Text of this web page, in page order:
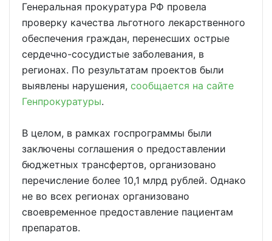
Генеральная прокуратура РФ провела
проверку качества льготного лекарственного
обеспечения граждан, перенесших острые
сердечно-сосудистые заболевания, в
регионах. По результатам проектов были
выявлены нарушения, сообщается на сайте
Генпрокуратуры.
В целом, в рамках госпрограммы были
заключены соглашения о предоставлении
бюджетных трансфертов, организовано
перечисление более 10,1 млрд рублей. Однако
не во всех регионах организовано
своевременное предоставление пациентам
препаратов.